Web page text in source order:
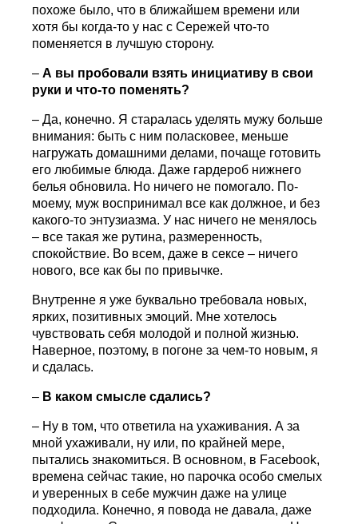
похоже было, что в ближайшем времени или
хотя бы когда-то у нас с Сережей что-то
поменяется в лучшую сторону.
–А вы пробовали взять инициативу в свои
руки и что-то поменять?
– Да, конечно. Я старалась уделять мужу больше
внимания: быть с ним поласковее, меньше
нагружать домашними делами, почаще готовить
его любимые блюда. Даже гардероб нижнего
белья обновила. Но ничего не помогало. По-
моему, муж воспринимал все как должное, и без
какого-то энтузиазма. У нас ничего не менялось
– все такая же рутина, размеренность,
спокойствие. Во всем, даже в сексе – ничего
нового, все как бы по привычке.
Внутренне я уже буквально требовала новых,
ярких, позитивных эмоций. Мне хотелось
чувствовать себя молодой и полной жизнью.
Наверное, поэтому, в погоне за чем-то новым, я
и сдалась.
– В каком смысле сдались?
– Ну в том, что ответила на ухаживания. А за
мной ухаживали, ну или, по крайней мере,
пытались знакомиться. В основном, в Facebook,
времена сейчас такие, но парочка особо смелых
и уверенных в себе мужчин даже на улице
подходила. Конечно, я повода не давала, даже